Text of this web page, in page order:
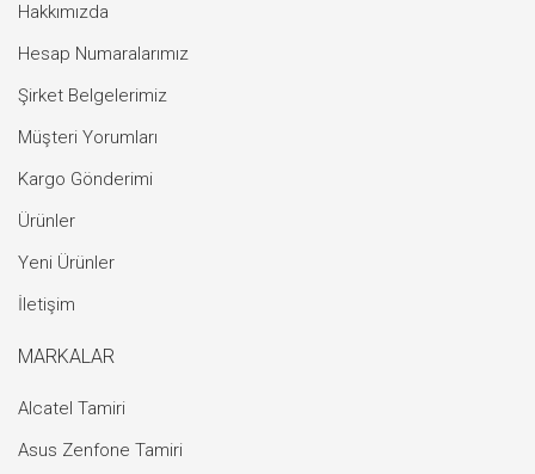
Hakkımızda
Hesap Numaralarımız
Şirket Belgelerimiz
Müşteri Yorumları
Kargo Gönderimi
Ürünler
Yeni Ürünler
İletişim
MARKALAR
Alcatel Tamiri
Asus Zenfone Tamiri